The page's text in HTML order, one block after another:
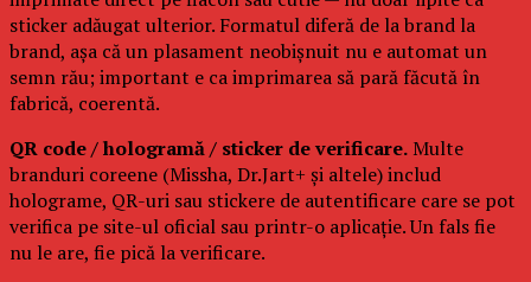
sticker adăugat ulterior. Formatul diferă de la brand la
brand, așa că un plasament neobișnuit nu e automat un
semn rău; important e ca imprimarea să pară făcută în
fabrică, coerentă.
QR code / hologramă / sticker de verificare.Multe
branduri coreene (Missha, Dr.Jart+ și altele) includ
holograme, QR-uri sau stickere de autentificare care se pot
verifica pe site-ul oficial sau printr-o aplicație. Un fals fie
nu le are, fie pică la verificare.